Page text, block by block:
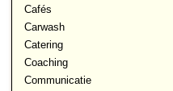
Cafés
Carwash
Catering
Coaching
Communicatie